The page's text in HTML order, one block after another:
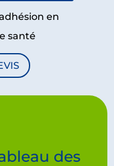
en
santé
des